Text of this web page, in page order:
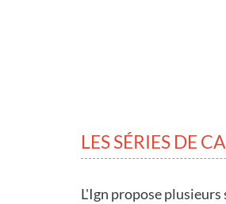
LES SÉRIES DE
L'Ign propose